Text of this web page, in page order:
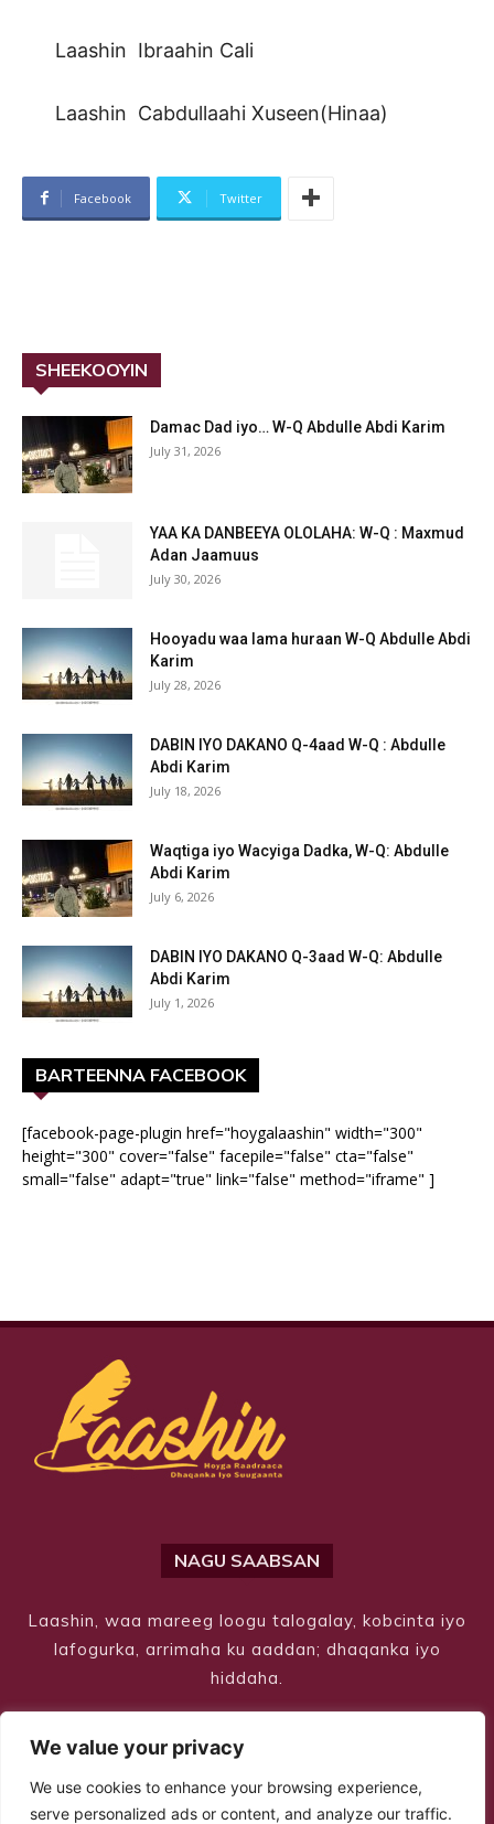
We value your privacy
We use cookies to enhance your browsing experience,
serve personalized ads or content, and analyze our traffic.
Laashin Ibraahin Cali
Laashin Cabdullaahi Xuseen(Hinaa)
Facebook Twitter
SHEEKOOYIN
Damac Dad iyo… W-Q Abdulle Abdi Karim
July 31, 2026
YAA KA DANBEEYA OLOLAHA: W-Q : Maxmud
Adan Jaamuus
July 30, 2026
Hooyadu waa lama huraan W-Q Abdulle Abdi
Karim
July 28, 2026
DABIN IYO DAKANO Q-4aad W-Q : Abdulle
Abdi Karim
July 18, 2026
Waqtiga iyo Wacyiga Dadka, W-Q: Abdulle
Abdi Karim
July 6, 2026
DABIN IYO DAKANO Q-3aad W-Q: Abdulle
Abdi Karim
July 1, 2026
BARTEENNA FACEBOOK
[facebook-page-plugin href="hoygalaashin" width="300"
height="300" cover="false" facepile="false" cta="false"
small="false" adapt="true" link="false" method="iframe" ]
NAGU SAABSAN
Laashin, waa mareeg loogu talogalay, kobcinta iyo
lafogurka, arrimaha ku aaddan; dhaqanka iyo
hiddaha.